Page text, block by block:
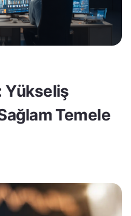
Yükseliş
Temele